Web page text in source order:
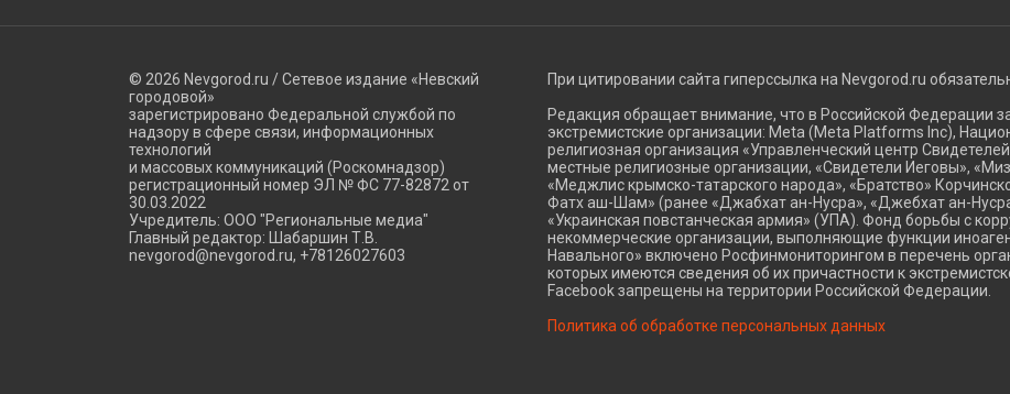
© 2026 Nevgorod.ru / Сетевое издание «Невский
городовой»
зарегистрировано Федеральной службой по
надзору в сфере связи, информационных
технологий
и массовых коммуникаций (Роскомнадзор)
регистрационный номер ЭЛ № ФС 77-82872 от
30.03.2022
Учредитель: ООО "Региональные медиа"
Главный редактор: Шабаршин Т.В.
nevgorod@nevgorod.ru, +78126027603
При цитировании сайта гиперссылка на Nevgorod.ru
Редакция обращает внимание, что в Российской Федерации
экстремистские организации: Meta (Meta Platforms Inc),
религиозная организация «Управленческий центр
местные религиозные организации, «Свидетели Иеговы»,
«Меджлис крымско-татарского народа», «Братство»
Фатх аш-Шам» (ранее «Джабхат ан-Нусра», «Джебхат ан-
«Украинская повстанческая армия» (УПА). Фонд борьбы с
некоммерческие организации, выполняющие функции
Навального» включено Росфинмониторингом в перечень
которых имеются сведения об их причастности к
Facebook запрещены на территории Российской Федерации.
Политика об обработке персональных данных